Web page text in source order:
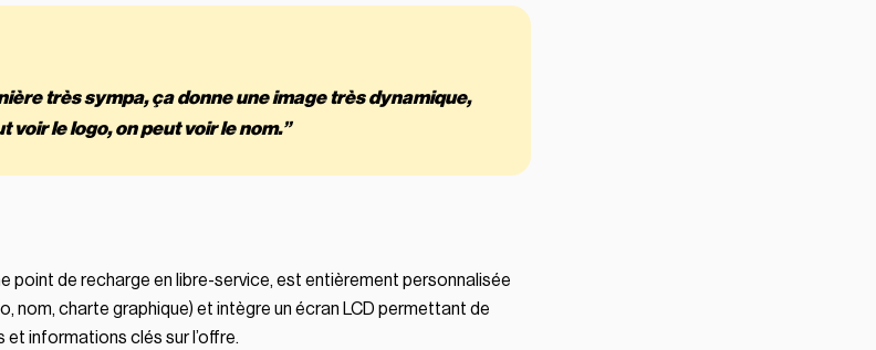
très sympa, ça donne une image très dynamique,
voir le logo, on peut voir le nom.”
point de recharge en libre-service, est entièrement personnalisée
nom, charte graphique) et intègre un écran LCD permettant de
informations clés sur l’offre.